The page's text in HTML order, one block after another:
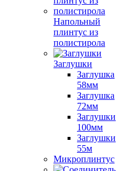
Напольный
плинтус из
полистирола
Заглушки
Заглушка
58мм
Заглушка
72мм
Заглушки
100мм
Заглушки
55м
Микроплинтус